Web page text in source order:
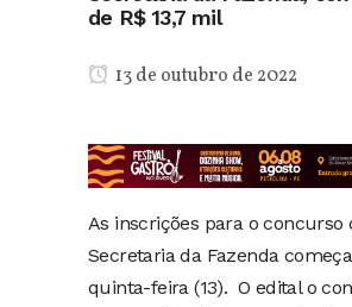
de R$ 13,7 mil
13 de outubro de 2022
As inscrições para o concurso
Secretaria da Fazenda
quinta-feira (13). O edital o